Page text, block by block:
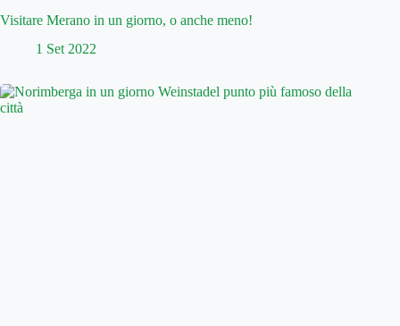
Visitare Merano in un giorno, o anche meno!
1 Set 2022